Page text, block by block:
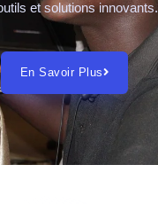
et solutions innovants.
En Savoir Plus